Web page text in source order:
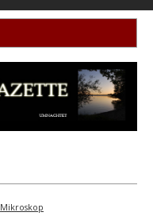
Mikroskop